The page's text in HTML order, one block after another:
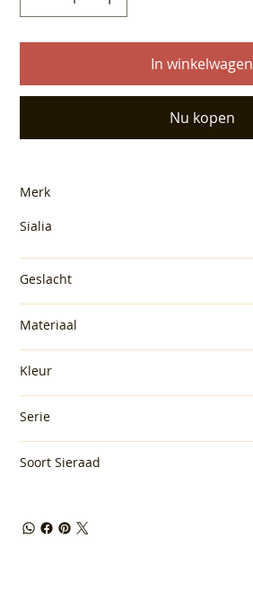
In winkelwagen
Nu kopen
Merk
Sialia
Geslacht
Materiaal
Kleur
Serie
Soort Sieraad